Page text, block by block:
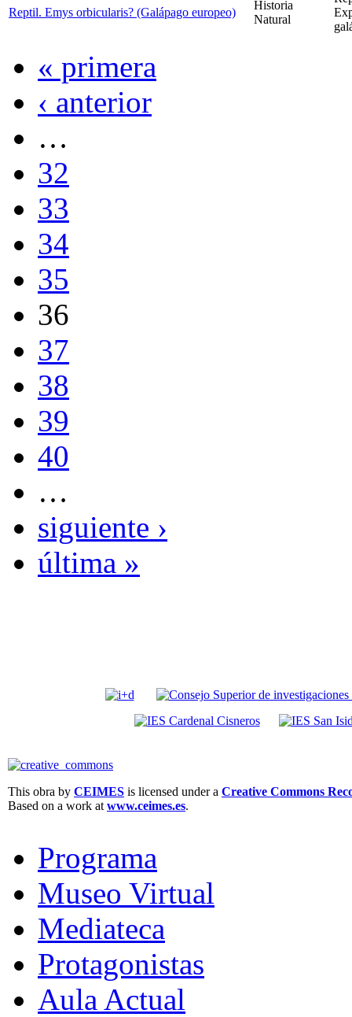
Reptil. Emys orbicularis? (Galápago europeo)
Historia
Natural
« primera
‹ anterior
…
32
33
34
35
36
37
38
39
40
…
siguiente ›
última »
This obra by CEIMES is licensed under a Creative Commons
Based on a work at www.ceimes.es.
Programa
Museo Virtual
Mediateca
Protagonistas
Aula Actual